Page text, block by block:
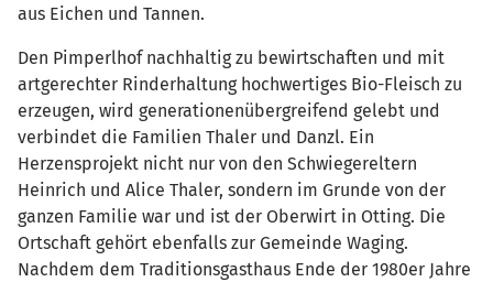
aus Eichen und Tannen.
Den Pimperlhof nachhaltig zu bewirtschaften und mit
artgerechter Rinderhaltung hochwertiges Bio-Fleisch zu
erzeugen, wird generationenübergreifend gelebt und
verbindet die Familien Thaler und Danzl. Ein
Herzensprojekt nicht nur von den Schwiegereltern
Heinrich und Alice Thaler, sondern im Grunde von der
ganzen Familie war und ist der Oberwirt in Otting. Die
Ortschaft gehört ebenfalls zur Gemeinde Waging.
Nachdem dem Traditionsgasthaus Ende der 1980er Jahre